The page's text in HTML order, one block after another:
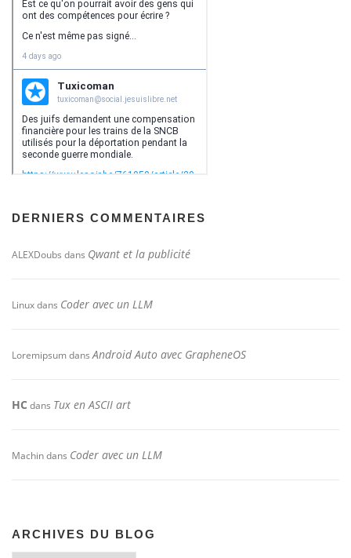
DERNIERS COMMENTAIRES
ALEXDoubs dans Qwant et la publicité
Linuxdans Coder avec un LLM
LoremipsumdansAndroid Auto avec GrapheneOS
HC dans Tux en ASCII art
Machindans Coder avec un LLM
ARCHIVES DU BLOG